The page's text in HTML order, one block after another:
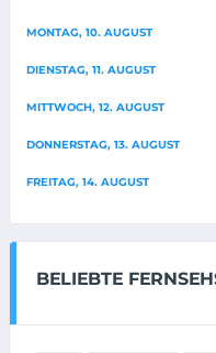
MONTAG, 10. AUGUST
DIENSTAG, 11. AUGUST
MITTWOCH, 12. AUGUST
DONNERSTAG, 13. AUGUST
FREITAG, 14. AUGUST
BELIEBTE